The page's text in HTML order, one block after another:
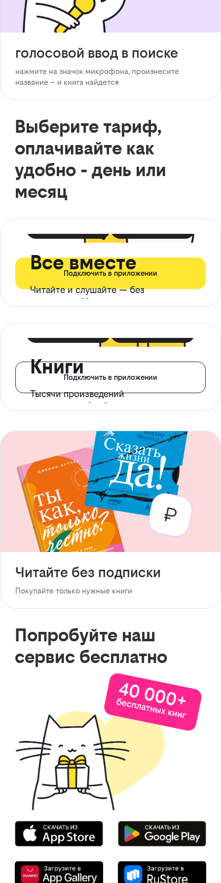
голосовой ввод в поиске
нажмите на значок микрофона, произнесите
название – и книга найдется
Выберите тариф,
оплачивайте как
удобно - день или
месяц
Все вместе
Читайте и слушайте — без
ограничений*
Подключить в приложении
Книги
Тысячи произведений
с доступом офлайн
Подключить в приложении
Читайте без подписки
Покупайте только нужные книги
Попробуйте наш
сервис бесплатно